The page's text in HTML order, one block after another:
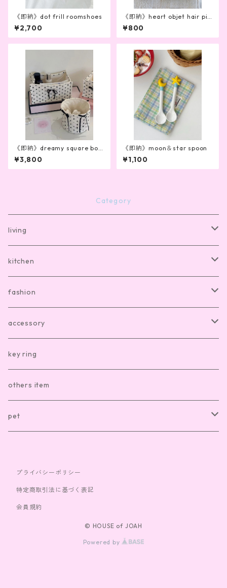
《即納》dot frill roomshoes
¥2,700
《即納》heart objet hair pin
(2color)
¥800
《即納》dreamy square box
(3colors)
¥3,800
《即納》moon＆star spoon
¥1,100
Category
living
bath mat
room shoes
living item other
kitchen
dishware
cutlery
kitchen item other
fashion
room wear
clothes
sox
bag
accessory
hair accesory
necklace
ring
key ring
others item
pet
toy
プライバシーポリシー
特定商取引法に基づく表記
会員規約
© HOUSE of JOAH
Powered by